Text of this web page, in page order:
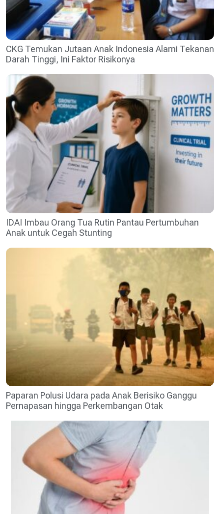
CKG Temukan Jutaan Anak Indonesia Alami Tekanan
Darah Tinggi, Ini Faktor Risikonya
IDAI Imbau Orang Tua Rutin Pantau Pertumbuhan
Anak untuk Cegah Stunting
Paparan Polusi Udara pada Anak Berisiko Ganggu
Pernapasan hingga Perkembangan Otak